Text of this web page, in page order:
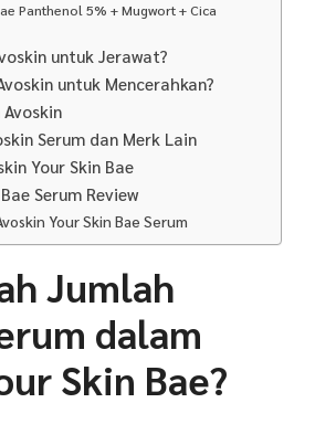
Panthenol 5% + Mugwort + Cica
untuk Jerawat?
untuk Mencerahkan?
Serum dan Merk Lain
Your Skin Bae
Serum Review
Your Skin Bae Serum
Jumlah
dalam
Skin Bae?